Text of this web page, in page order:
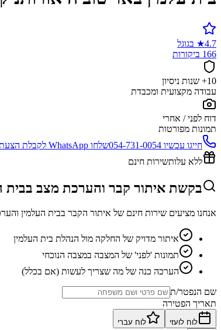
4.7
★ בגוגל
166 ביקורות
10+ שנות ניסיון
עבודה מקצועית ומכבדת
דוח לפני / אחרי
תמונות מפורטות
חייגו עכשיו 054-731-0054שלחו WhatsApp לקבלת הצעת מחיר
ללא עלותשירות חינם
בקשת איתור קבר והערכת מצב בבית
אנחנו מציעים שירות חינם של איתור הקבר בבית העלמין
איתור מדויק של החלקה מול הנהלת בית העלמין
תמונות 'לפני' של המצבה במצבה הנוכחי
הערכה כנה של מה שצריך לעשות (אם בכלל)
שם הנפטר/ת
תאריך הפטירה
לוח לועזי לוח עברי